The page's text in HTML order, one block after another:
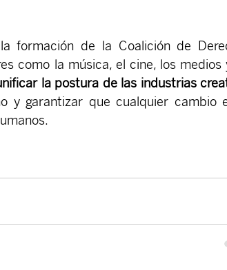
formación de la Coalición de
como la música, el cine, los medios
la postura de las industrias
y garantizar que cualquier cambio